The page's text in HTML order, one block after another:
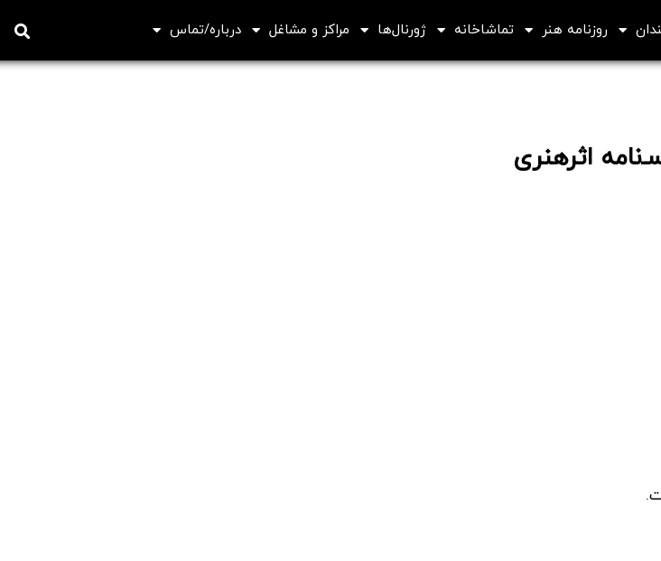
روزنامه هنر تماشاخانه ژورنال‌ها مراکز و مشاغل درباره/تماس
اثرهنری